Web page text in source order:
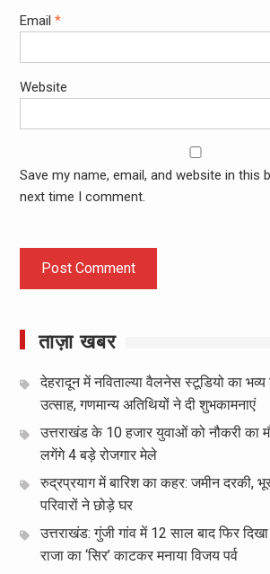
Email *
Website
Save my name, email, and website in this
next time I comment.
ताज़ा खबर
देहरादून में नविताल्या वैलनेस स्टूडियो का भव्य
उत्साह, गणमान्य अतिथियों ने दी शुभकामनाएं
उत्तराखंड के 10 हजार युवाओं को नौकरी का
लगेंगे 4 बड़े रोजगार मेले
रुद्रप्रयाग में बारिश का कहर: जमीन
परिवारों ने छोड़े घर
उत्तराखंड: गुंजी गांव में 12 साल बाद फिर
राजा का ‘सिर’ काटकर मनाया विजय पर्व